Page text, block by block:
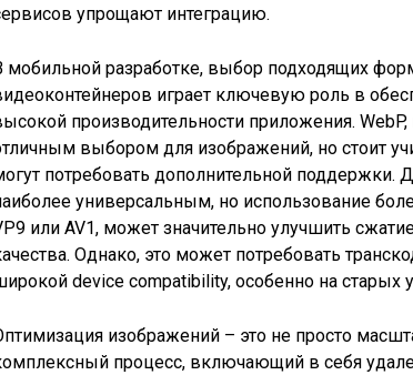
упрощают интеграцию.
мобильной разработке, выбор подходящих
играет ключевую роль в
производительности приложения.
выбором для изображений, но стоит
потребовать дополнительной поддержки.
универсальным, но использование
или AV1, может значительно улучшить
Однако, это может потребовать
device compatibility, особенно на старых
изображений – это не просто
процесс, включающий в себя